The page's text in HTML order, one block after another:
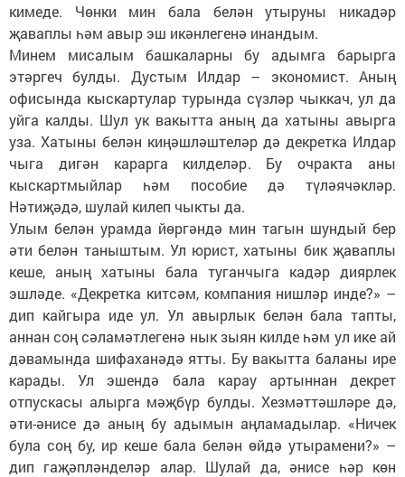
кимеде. Чөнки мин бала белән утыруны никадәр
җаваплы һәм авыр эш икәнлегенә инандым.
Минем мисалым башкаларны бу адымга барырга
этәргеч булды. Дустым Илдар – экономист. Аның
офисында кыскартулар турында сүзләр чыккач, ул да
уйга калды. Шул ук вакытта аның да хатыны авырга
уза. Хатыны белән киңәшләштеләр дә декретка Илдар
чыга дигән карарга килделәр. Бу очракта аны
кыскартмыйлар һәм пособие дә түләячәкләр.
Нәтиҗәдә, шулай килеп чыкты да.
Улым белән урамда йөргәндә мин тагын шундый бер
әти белән таныштым. Ул юрист, хатыны бик җаваплы
кеше, аның хатыны бала туганчыга кадәр диярлек
эшләде. «Декретка китсәм, компания нишләр инде?» –
дип кайгыра иде ул. Ул авырлык белән бала тапты,
аннан соң сәламәтлегенә нык зыян килде һәм ул ике ай
дәвамында шифаханәдә ятты. Бу вакытта баланы ире
карады. Ул эшендә бала карау артыннан декрет
отпускасы алырга мәҗбүр булды. Хезмәттәшләре дә,
әти-әнисе дә аның бу адымын аңламадылар. «Ничек
була соң бу, ир кеше бала белән өйдә утырамени?» –
дип гаҗәпләнделәр алар. Шулай да, әнисе һәр көн